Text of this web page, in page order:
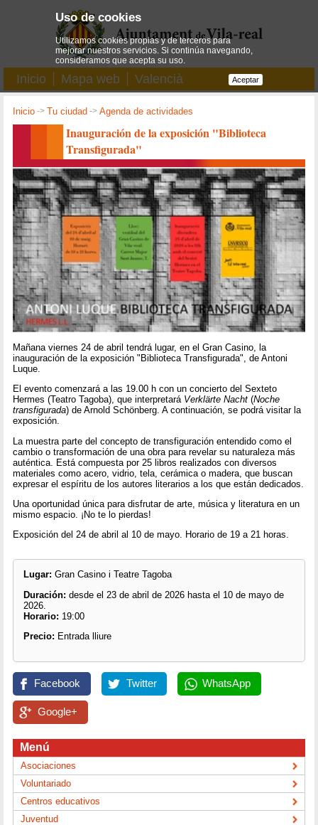
Inicio Mapa web Valencià
Inicio ->Tu ciudad ->Agenda de actividades
Inauguración de la exposición "Biblioteca
Transfigurada"
Mañana viernes 24 de abril tendrá lugar, en el Gran Casino, la
inauguración de la exposición "Biblioteca Transfigurada", de Antoni
Luque.
El evento comenzará a las 19.00 h con un concierto del Sexteto
Hermes (Teatro Tagoba), que interpretará Verklärte Nacht (Noche
transfigurada) de Arnold Schönberg. A continuación, se podrá visitar la
exposición.
La muestra parte del concepto de transfiguración entendido como el
cambio o transformación de una obra para revelar su naturaleza más
auténtica. Está compuesta por 25 libros realizados con diversos
materiales como acero, vidrio, tela, cerámica o madera, que buscan
expresar el espíritu de los autores literarios a los que están dedicados.
Una oportunidad única para disfrutar de arte, música y literatura en un
mismo espacio. ¡No te lo pierdas!
Exposición del 24 de abril al 10 de mayo. Horario de 19 a 21 horas.
Lugar: Gran Casino i Teatre Tagoba
Duración: desde el 23 de abril de 2026 hasta el 10 de mayo de
2026.
Horario: 19:00
Precio: Entrada lliure
Facebook Twitter WhatsApp
Google+
Menú
Asociaciones
Voluntariado
Centros educativos
Juventud
Uso de cookies
Utilizamos cookies propias y de terceros para
mejorar nuestros servicios. Si continúa navegando,
consideramos que acepta su uso.
Aceptar